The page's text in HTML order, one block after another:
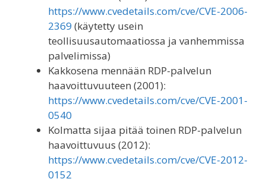
https://www.cvedetails.com/cve/CVE-2006-
2369 (käytetty usein
teollisuusautomaatiossa ja vanhemmissa
palvelimissa)
Kakkosena mennään RDP-palvelun
haavoittuvuuteen (2001):
https://www.cvedetails.com/cve/CVE-2001-
0540
Kolmatta sijaa pitää toinen RDP-palvelun
haavoittuvuus (2012):
https://www.cvedetails.com/cve/CVE-2012-
0152